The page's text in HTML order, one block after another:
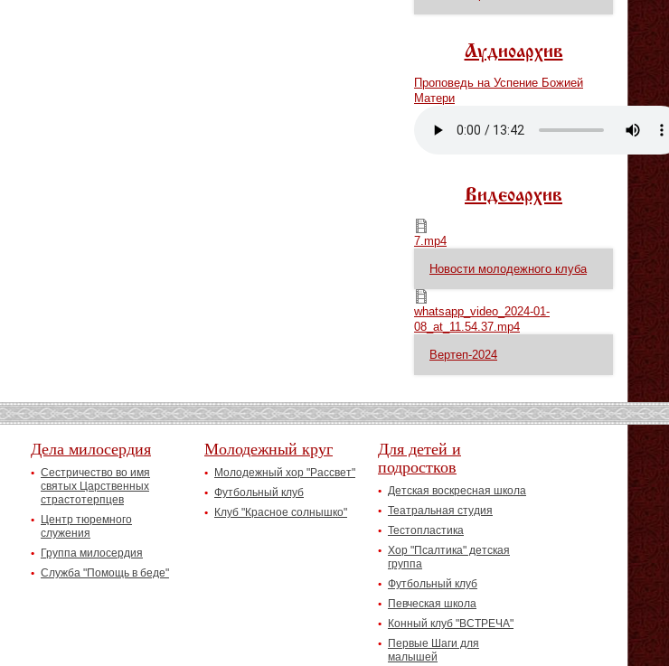
Аудиоархив
Проповедь на Успение Божией
Матери
Видеоархив
7.mp4
7.mp4
Новости молодежного клуба
whatsapp_video_2024-01-08_at_11.54.37.mp4
whatsapp_video_2024-01-
08_at_11.54.37.mp4
Вертеп-2024
Дела милосердия
Сестричество во имя
святых Царственных
страстотерпцев
Центр тюремного
служения
Группа милосердия
Служба "Помощь в беде"
Молодежный круг
Молодежный хор "Рассвет"
Футбольный клуб
Клуб "Красное солнышко"
Для детей и
подростков
Детская воскресная школа
Театральная студия
Тестопластика
Хор "Псалтика" детская
группа
Футбольный клуб
Певческая школа
Конный клуб "ВСТРЕЧА"
Первые Шаги для
малышей